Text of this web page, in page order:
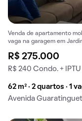
Venda de apartamento
vaga na garagem em
R$ 275.000
R$ 240 Condo. + IPTU
62 m² · 2 quartos · 1
Avenida